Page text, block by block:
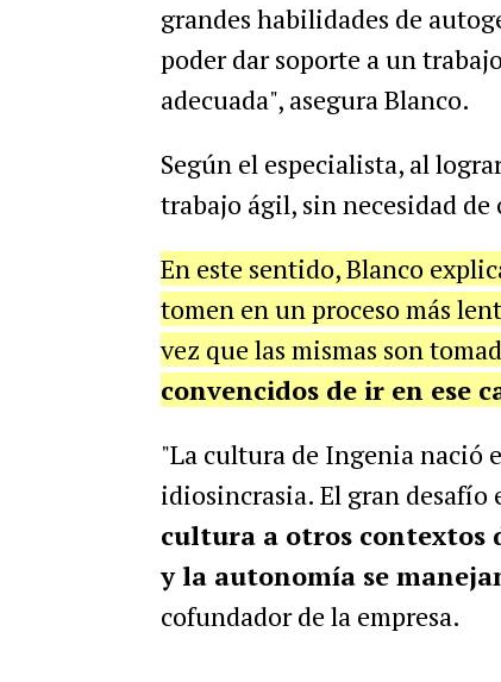
grandes habilidades de
poder dar soporte a un
adecuada", asegura Blanco.
Según el especialista, al
trabajo ágil, sin necesidad
En este sentido, Blanco
tomen en un proceso más
vez que las mismas son
convencidos de ir en ese
"La cultura de Ingenia nació
idiosincrasia. El gran desafío
cultura a otros contextos
y la autonomía se
cofundador de la empresa.